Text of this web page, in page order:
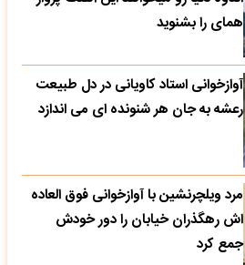
همای را بشنوید
آوازخوانی استاد کاویانی در دل طبیعت
رعشه به جان هر شنونده ای می اندازد
مرد ویلچرنشین با آوازخوانی فوق العاده
اش رهگذران خیابان را دور خودش
جمع کرد